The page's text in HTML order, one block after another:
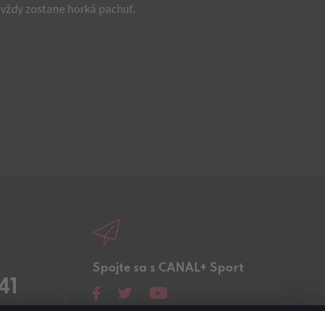
zostane horká pachuť.
Spojte sa s CANAL+ Sport